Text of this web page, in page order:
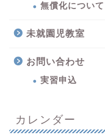
無償化について
未就園児教室
お問い合わせ
実習申込
カレンダー